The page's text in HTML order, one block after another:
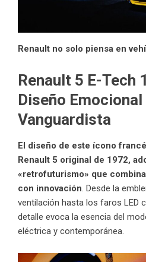
Renault no solo piensa en
Renault 5 E-Tech
Diseño Emocional
Vanguardista
El diseño de este ícono
Renault 5 original de 1972,
«retrofuturismo» que
con innovación. Desde la
ventilación hasta los faros LED
detalle evoca la esencia del
eléctrica y contemporánea.